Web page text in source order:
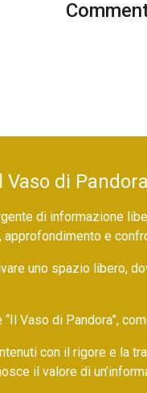
di
di informazione
e
uno spazio libero,
Vaso di Pandora”,
con il rigore e la
il valore di